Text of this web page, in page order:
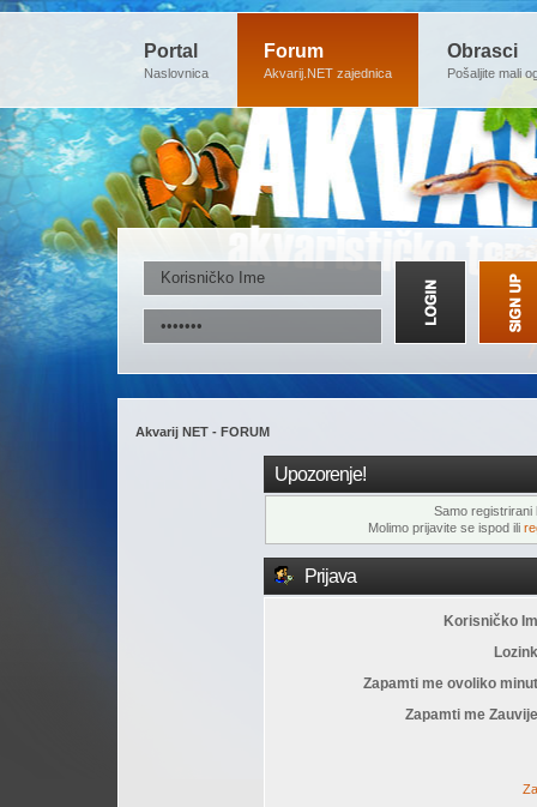
Portal
Naslovnica
Forum
Akvarij.NET zajednica
Obrasci
Pošaljite mali
Akvarij NET - FORUM
Upozorenje!
Samo registrirani
Molimo prijavite se ispod ili
Prijava
Korisničko
Zapamti me ovoliko
Zapamti me